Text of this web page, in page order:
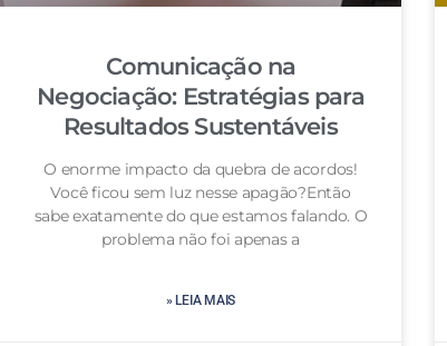
Comunicação na
Negociação: Estratégias para
Resultados Sustentáveis
O enorme impacto da quebra de acordos!
Você ficou sem luz nesse apagão?Então
sabe exatamente do que estamos falando. O
problema não foi apenas a
» LEIA MAIS